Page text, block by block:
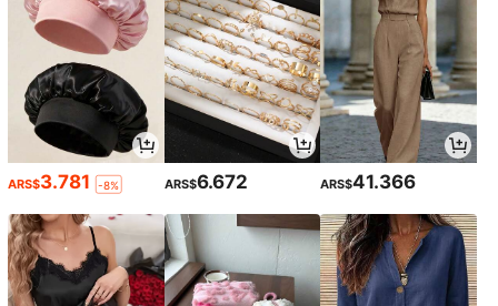
ARS$3.781 -8% ARS$6.672 ARS$41.366